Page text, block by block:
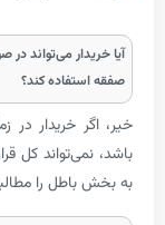
می‌تواند در صورت آگاهی از
کند؟
در زمان انعقاد
کل قرارداد را
را مطالبه نماید.